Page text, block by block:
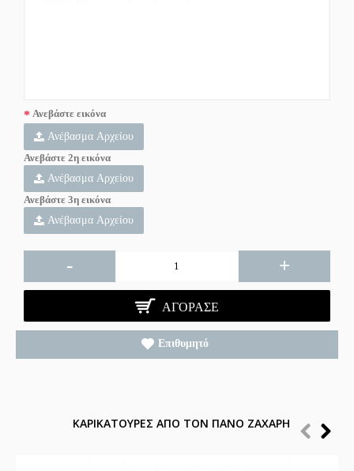
Ανεβάστε εικόνα
Ανέβασμα Αρχείου
Ανεβάστε 2η εικόνα
Ανέβασμα Αρχείου
Ανεβάστε 3η εικόνα
Ανέβασμα Αρχείου
- +
ΑΓΌΡΑΣΕ
Επιθυμητό
ΚΑΡΙΚΑΤΟΥΡΕΣ ΑΠΟ ΤΟΝ ΠΑΝΟ ΖΑΧΑΡΗ